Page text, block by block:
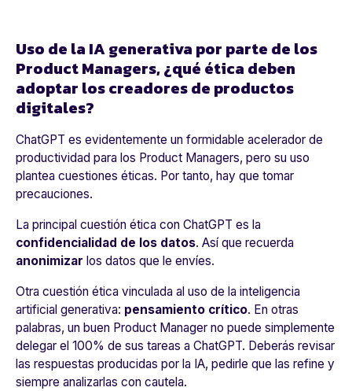
Uso de la IA generativa por parte de los
Product Managers, ¿qué ética deben
adoptar los creadores de productos
digitales?
ChatGPT es evidentemente un formidable acelerador de
productividad para los Product Managers, pero su uso
plantea cuestiones éticas. Por tanto, hay que tomar
precauciones.
La principal cuestión ética con ChatGPT es la
confidencialidad de los datos. Así que recuerda
anonimizar los datos que le envíes.
Otra cuestión ética vinculada al uso de la inteligencia
artificial generativa: pensamiento crítico. En otras
palabras, un buen Product Manager no puede simplemente
delegar el 100% de sus tareas a ChatGPT. Deberás revisar
las respuestas producidas por la IA, pedirle que las refine y
siempre analizarlas con cautela.